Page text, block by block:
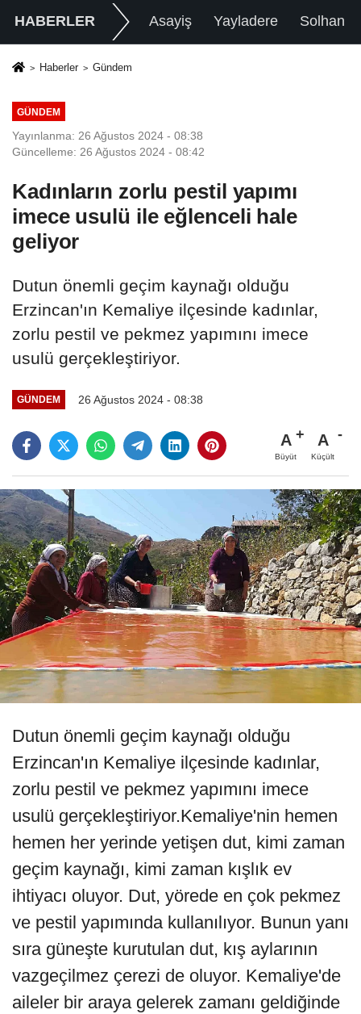
HABERLER Asayiş Yayladere Solhan
Haberler Gündem
GÜNDEM
Yayınlanma: 26 Ağustos 2024 - 08:38
Güncelleme: 26 Ağustos 2024 - 08:42
Kadınların zorlu pestil yapımı
imece usulü ile eğlenceli hale
geliyor
Dutun önemli geçim kaynağı olduğu
Erzincan'ın Kemaliye ilçesinde kadınlar,
zorlu pestil ve pekmez yapımını imece
usulü gerçekleştiriyor.
GÜNDEM 26 Ağustos 2024 - 08:38
A
Büyüt
A
Küçült
Dutun önemli geçim kaynağı olduğu
Erzincan'ın Kemaliye ilçesinde kadınlar,
zorlu pestil ve pekmez yapımını imece
usulü gerçekleştiriyor.Kemaliye'nin hemen
hemen her yerinde yetişen dut, kimi zaman
geçim kaynağı, kimi zaman kışlık ev
ihtiyacı oluyor. Dut, yörede en çok pekmez
ve pestil yapımında kullanılıyor. Bunun yanı
sıra güneşte kurutulan dut, kış aylarının
vazgeçilmez çerezi de oluyor. Kemaliye'de
aileler bir araya gelerek zamanı geldiğinde